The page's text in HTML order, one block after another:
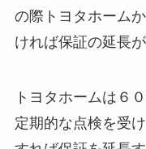
の際トヨタホーム
ければ保証の延長
トヨタホームは６
定期的な点検を受